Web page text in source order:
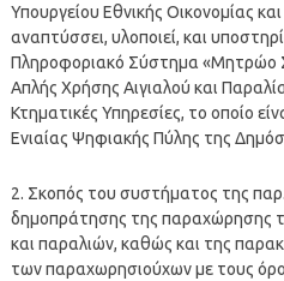
Υπουργείου Εθνικής Οικονομίας
αναπτύσσει, υλοποιεί, και
Πληροφοριακό Σύστημα
Απλής Χρήσης Αιγιαλού και
Κτηματικές Υπηρεσίες, το οποίο
Ενιαίας Ψηφιακής Πύλης της
2. Σκοπός του συστήματος της
δημοπράτησης της παραχώρησης
και παραλιών, καθώς και της
των παραχωρησιούχων με τους